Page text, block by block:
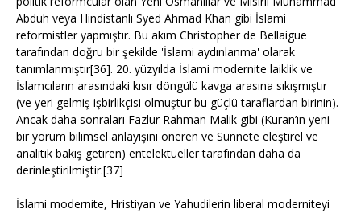
Abduh veya Hindistanlı Syed Ahmad Khan gibi İslami
reformistler yapmıştır. Bu akım Christopher de Bellaigue
tarafından doğru bir şekilde 'İslami aydınlanma' olarak
tanımlanmıştır[36]. 20. yüzyılda İslami modernite laiklik ve
İslamcıların arasındaki kısır döngülü kavga arasına sıkışmıştır
(ve yeri gelmiş işbirlikçisi olmuştur bu güçlü taraflardan birinin).
Ancak daha sonraları Fazlur Rahman Malik gibi (Kuran’ın yeni
bir yorum bilimsel anlayışını öneren ve Sünnete eleştirel ve
analitik bakış getiren) entelektüeller tarafından daha da
derinleştirilmiştir.[37]
İslami modernite, Hristiyan ve Yahudilerin liberal moderniteyi